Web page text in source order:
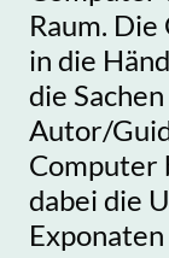
Raum.
in die
die
Autor/
Computer
dabei die